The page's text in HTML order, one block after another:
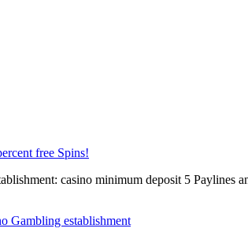
free Spins!
casino minimum deposit 5 Paylines
Gambling establishment